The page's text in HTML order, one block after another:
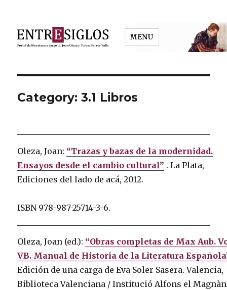
MENU
Category: 3.1 Libros
Oleza, Joan: “Trazas y bazas de la modernidad.
Ensayos desde el cambio cultural” .La Plata,
Ediciones del lado de acá, 2012.
ISBN 978-987-25714-3-6.
Oleza, Joan (ed.): “Obras completas de Max Aub.
VB. Manual de Historia de la Literatura
Edición de una carga de Eva Soler Sasera.Valencia,
Biblioteca Valenciana / Institució Alfons el